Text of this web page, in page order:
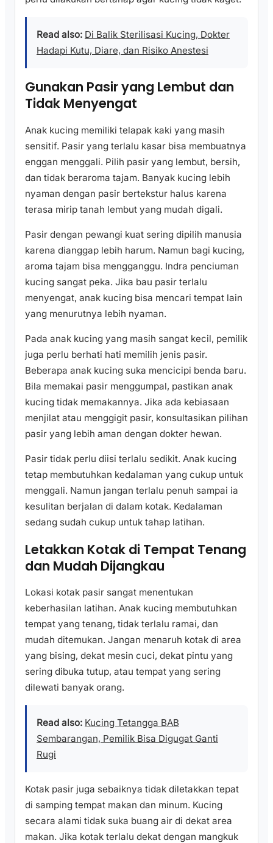
Read also: Di Balik Sterilisasi Kucing, Dokter
Hadapi Kutu, Diare, dan Risiko Anestesi
Gunakan Pasir yang Lembut dan
Tidak Menyengat
Anak kucing memiliki telapak kaki yang masih
sensitif. Pasir yang terlalu kasar bisa membuatnya
enggan menggali. Pilih pasir yang lembut, bersih,
dan tidak beraroma tajam. Banyak kucing lebih
nyaman dengan pasir bertekstur halus karena
terasa mirip tanah lembut yang mudah digali.
Pasir dengan pewangi kuat sering dipilih manusia
karena dianggap lebih harum. Namun bagi kucing,
aroma tajam bisa mengganggu. Indra penciuman
kucing sangat peka. Jika bau pasir terlalu
menyengat, anak kucing bisa mencari tempat lain
yang menurutnya lebih nyaman.
Pada anak kucing yang masih sangat kecil, pemilik
juga perlu berhati hati memilih jenis pasir.
Beberapa anak kucing suka mencicipi benda baru.
Bila memakai pasir menggumpal, pastikan anak
kucing tidak memakannya. Jika ada kebiasaan
menjilat atau menggigit pasir, konsultasikan pilihan
pasir yang lebih aman dengan dokter hewan.
Pasir tidak perlu diisi terlalu sedikit. Anak kucing
tetap membutuhkan kedalaman yang cukup untuk
menggali. Namun jangan terlalu penuh sampai ia
kesulitan berjalan di dalam kotak. Kedalaman
sedang sudah cukup untuk tahap latihan.
Letakkan Kotak di Tempat Tenang
dan Mudah Dijangkau
Lokasi kotak pasir sangat menentukan
keberhasilan latihan. Anak kucing membutuhkan
tempat yang tenang, tidak terlalu ramai, dan
mudah ditemukan. Jangan menaruh kotak di area
yang bising, dekat mesin cuci, dekat pintu yang
sering dibuka tutup, atau tempat yang sering
dilewati banyak orang.
Read also: Kucing Tetangga BAB
Sembarangan, Pemilik Bisa Digugat Ganti
Rugi
Kotak pasir juga sebaiknya tidak diletakkan tepat
di samping tempat makan dan minum. Kucing
secara alami tidak suka buang air di dekat area
makan. Jika kotak terlalu dekat dengan mangkuk